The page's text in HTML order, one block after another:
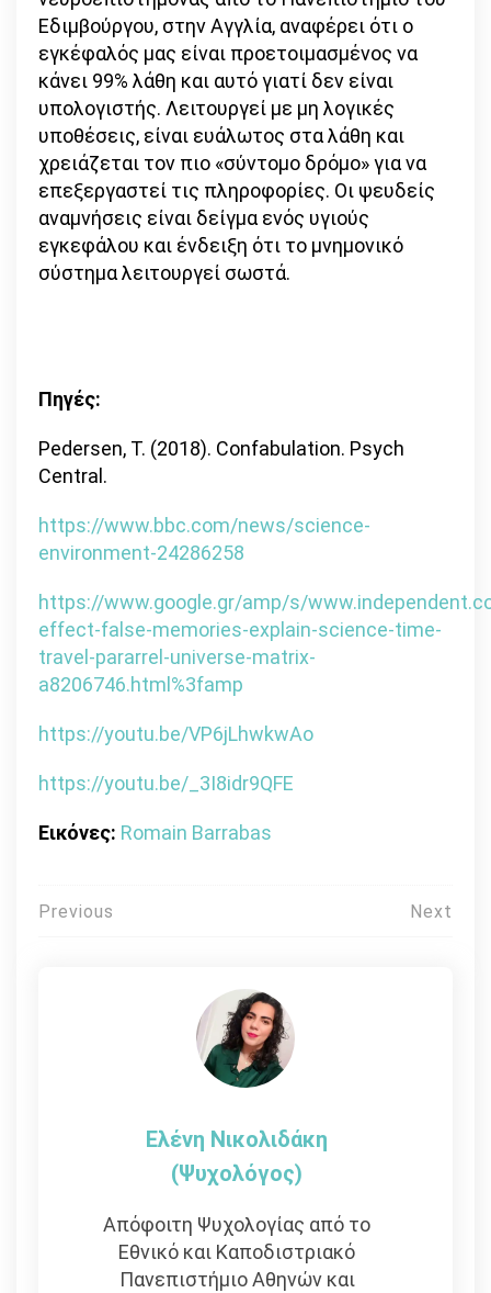
Εδιμβούργου, στην Αγγλία, αναφέρει ότι ο
εγκέφαλός μας είναι προετοιμασμένος να
κάνει 99% λάθη και αυτό γιατί δεν είναι
υπολογιστής. Λειτουργεί με μη λογικές
υποθέσεις, είναι ευάλωτος στα λάθη και
χρειάζεται τον πιο «σύντομο δρόμο» για να
επεξεργαστεί τις πληροφορίες. Οι ψευδείς
αναμνήσεις είναι δείγμα ενός υγιούς
εγκεφάλου και ένδειξη ότι το μνημονικό
σύστημα λειτουργεί σωστά.
Πηγές:
Pedersen, T. (2018). Confabulation. Psych
Central.
https://www.bbc.com/news/science-
environment-24286258
https://www.google.gr/amp/s/
effect-false-memories-explain-science-time-
travel-pararrel-universe-matrix-
a8206746.html%3famp
https://youtu.be/VP6jLhwkwAo
https://youtu.be/_3I8idr9QFE
Εικόνες: Romain Barrabas
Πλοήγηση
Previous Next
Ελένη Νικολιδάκη
(Ψυχολόγος)
Απόφοιτη Ψυχολογίας από το
Εθνικό και Καποδιστριακό
Πανεπιστήμιο Αθηνών και